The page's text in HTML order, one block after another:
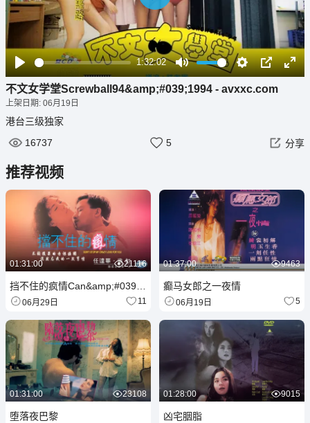
播
放
1:32:02
静
音
设
置
画
中
全
播
放
不文女学堂Screwball94&amp;#039;1994 - avxxc.com
上架日期: 06月19日
港台三级独家
16737
5 分享
推荐视频
01:31:00 21116
挡不住的疯情Can&amp;#039;tStopMyCrazyLoveforYou1993
06月29日 11
01:37:00 9463
癫马女郎之一夜情
06月19日 5
01:31:00 23108
堕落夜巴黎
01:28:00 9015
凶宅胭脂